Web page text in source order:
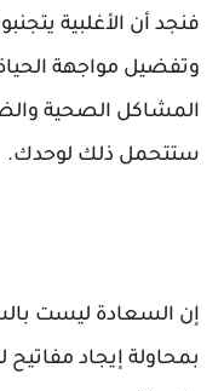
فنجد أن الأغلبية
وتفضيل مواجهة
المشاكل الصحية
ستتحمل ذلك لوحدك.
إن السعادة ليست
بمحاولة إيجاد مفاتيح